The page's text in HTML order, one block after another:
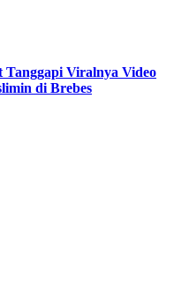
Tanggapi Viralnya Video
di Brebes